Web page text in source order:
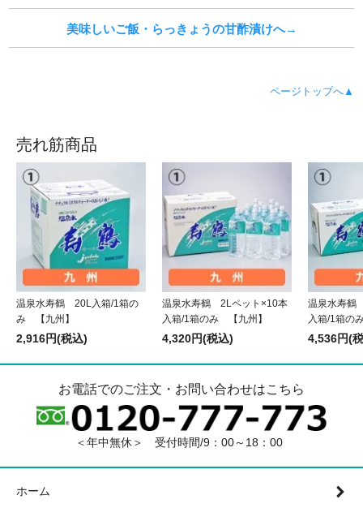
美味しいご飯・らっきょうの甘酢漬けへ→
ページトップへ▲
売れ筋商品
温泉水寿鶴 20L入箱/1箱の
み 【九州】
2,916円(税込)
温泉水寿鶴 2Lペット×10本
入箱/1箱のみ 【九州】
4,320円(税込)
温泉水寿鶴
入箱/1箱の
4,536円(
お電話でのご注文・お問い合わせはこちら
＜年中無休＞ 受付時間/9：00～18：00
ホーム